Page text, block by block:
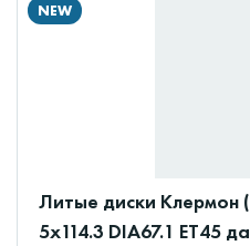
NEW
Литые диски Клермон
5x114.3 DIA67.1 ET45